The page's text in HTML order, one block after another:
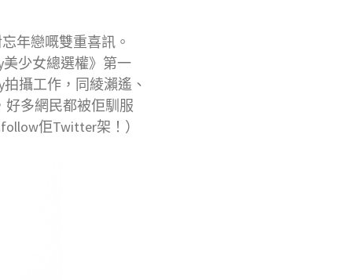
年戀嘅雙重喜訊。
美少女總選權》第一
攝工作，同綾瀨遙、
好多網民都被佢馴服
佢Twitter架！）